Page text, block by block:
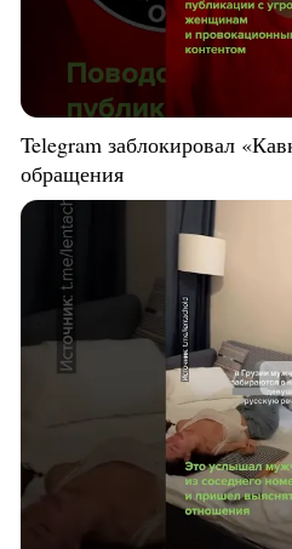
Telegram заблокировал
обращения